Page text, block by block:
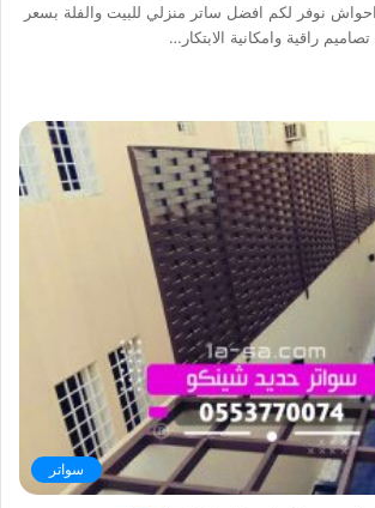
نوفر لكم افضل ساتر منزلي للبيت والفلة بسعر
راقية وامكانية الابتكار…
سواتر